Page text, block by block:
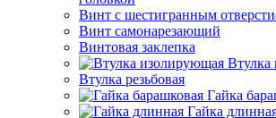
Винт с шестигранным
Винт самонарезающий
Винтовая заклепка
Втулка
Втулка резьбовая
Гайка
Гайка